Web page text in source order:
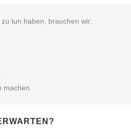
tun haben, brauchen wir: